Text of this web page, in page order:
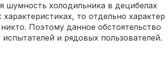
шумность холодильника в децибелах
то отдельно характер
Поэтому данное обстоятельство
и рядовых пользователей.